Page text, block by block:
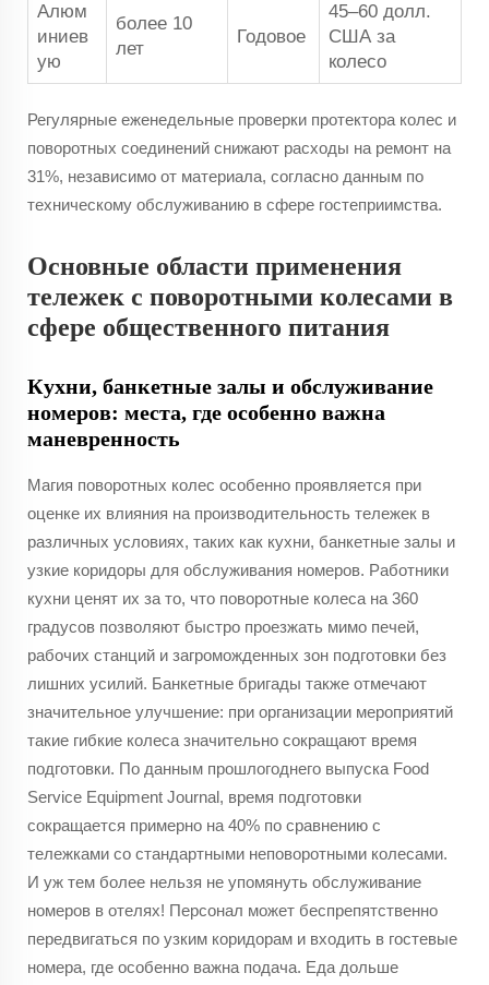
Алюм
иниев
ую
более 10
лет
Годовое
45–60 долл.
США за
колесо
Регулярные еженедельные проверки протектора колес и
поворотных соединений снижают расходы на ремонт на
31%, независимо от материала, согласно данным по
техническому обслуживанию в сфере гостеприимства.
Основные области применения
тележек с поворотными колесами в
сфере общественного питания
Кухни, банкетные залы и обслуживание
номеров: места, где особенно важна
маневренность
Магия поворотных колес особенно проявляется при
оценке их влияния на производительность тележек в
различных условиях, таких как кухни, банкетные залы и
узкие коридоры для обслуживания номеров. Работники
кухни ценят их за то, что поворотные колеса на 360
градусов позволяют быстро проезжать мимо печей,
рабочих станций и загроможденных зон подготовки без
лишних усилий. Банкетные бригады также отмечают
значительное улучшение: при организации мероприятий
такие гибкие колеса значительно сокращают время
подготовки. По данным прошлогоднего выпуска Food
Service Equipment Journal, время подготовки
сокращается примерно на 40% по сравнению с
тележками со стандартными неповоротными колесами.
И уж тем более нельзя не упомянуть обслуживание
номеров в отелях! Персонал может беспрепятственно
передвигаться по узким коридорам и входить в гостевые
номера, где особенно важна подача. Еда дольше